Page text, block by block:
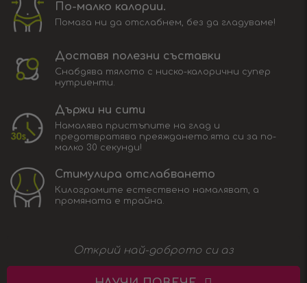
По-малко калории.
Помага ни да отслабнем, без да гладуваме!
Доставя полезни съставки
Снабдява тялото с ниско-калорични супер
нутриенти.
Държи ни сити
Намалява пристъпите на глад и
предотвратява преяждането.ята си за по-
малко 30 секунди!
Стимулира отслабването
Килограмите естествено намаляват, а
промяната е трайна.
Открий най-доброто си аз